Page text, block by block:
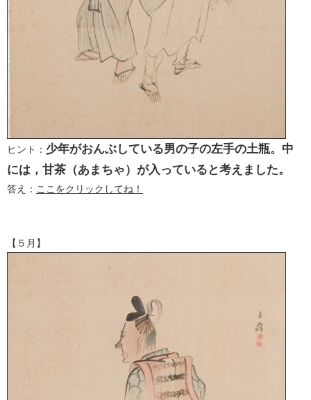
ヒント： 少年がおんぶしている男の子の左手の土瓶。中
には，甘茶（あまちゃ）が入っていると考えました。
答え： ここをクリックしてね！
【５月】